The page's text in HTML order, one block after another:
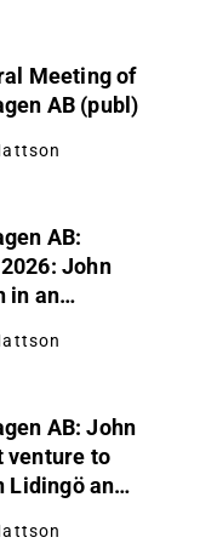
Meeting of
AB (publ)
AB:
John
in an
AB: John
venture to
Lidingö and